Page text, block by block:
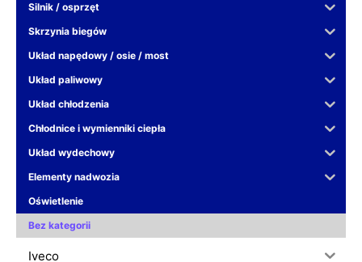
Silnik / osprzęt
Skrzynia biegów
Układ napędowy / osie / most
Układ paliwowy
Układ chłodzenia
Chłodnice i wymienniki ciepła
Układ wydechowy
Elementy nadwozia
Oświetlenie
Bez kategorii
Iveco